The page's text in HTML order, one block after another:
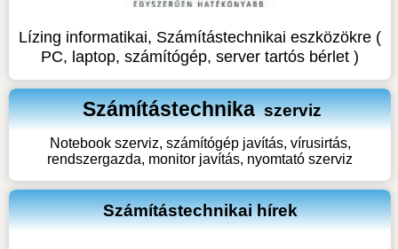
Lízing informatikai, Számítástechnikai eszközökre (
PC, laptop, számítógép, server tartós bérlet )
Számítástechnika szerviz
Notebook szerviz, számítógép javítás, vírusirtás,
rendszergazda, monitor javítás, nyomtató szerviz
Számítástechnikai hírek